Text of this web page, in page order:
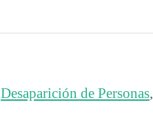
Desaparición de Personas,